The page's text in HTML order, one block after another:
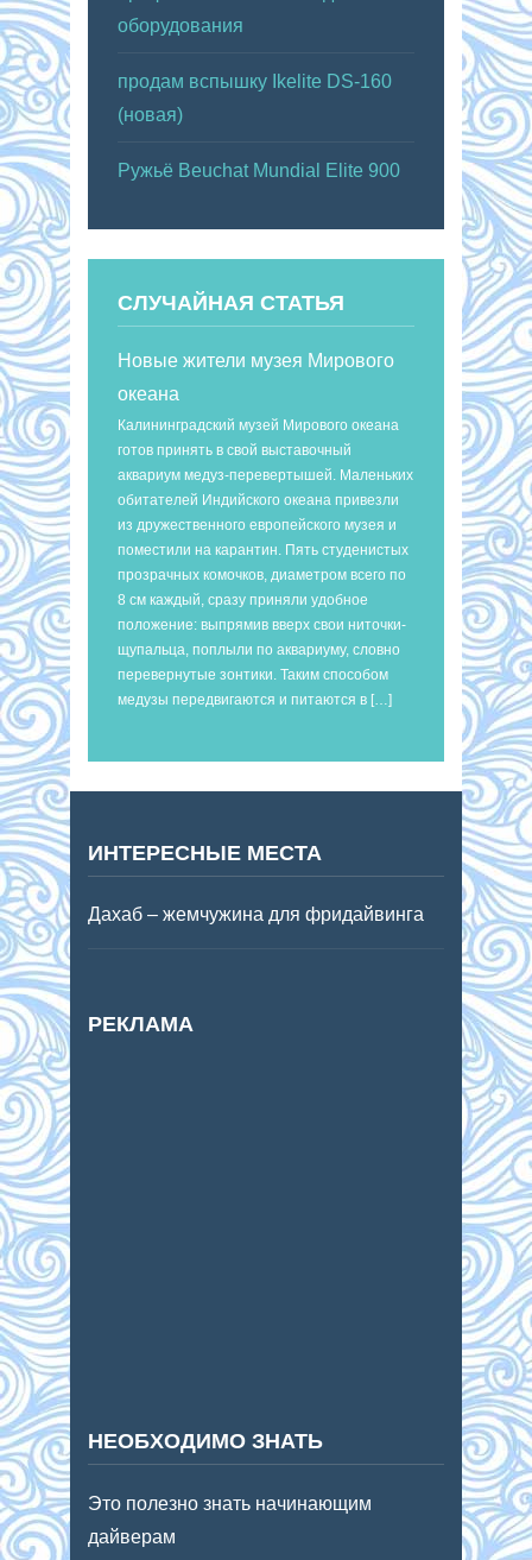
оборудования
продам вспышку Ikelite DS-160
(новая)
Ружьё Beuchat Mundial Elite 900
СЛУЧАЙНАЯ СТАТЬЯ
Новые жители музея Мирового
океана
Калининградский музей Мирового океана
готов принять в свой выставочный
аквариум медуз-перевертышей. Маленьких
обитателей Индийского океана привезли
из дружественного европейского музея и
поместили на карантин. Пять студенистых
прозрачных комочков, диаметром всего по
8 см каждый, сразу приняли удобное
положение: выпрямив вверх свои ниточки-
щупальца, поплыли по аквариуму, словно
перевернутые зонтики. Таким способом
медузы передвигаются и питаются в […]
ИНТЕРЕСНЫЕ МЕСТА
Дахаб – жемчужина для фридайвинга
РЕКЛАМА
НЕОБХОДИМО ЗНАТЬ
Это полезно знать начинающим
дайверам